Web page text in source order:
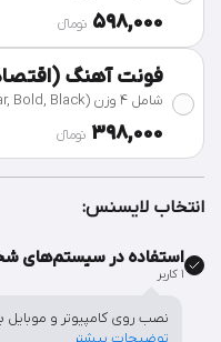
598,000 تومان‫ء‬
فونت آهنگ
شامل 4 وزن (Thin, Regular, Bold, Black)
398,000 تومان‫ء‬
انتخاب لایسنس:
استفاده در سیستم‌های
۱ کاربر
نصب روی کامپیوتر و موبایل
توضیحات بیشتر